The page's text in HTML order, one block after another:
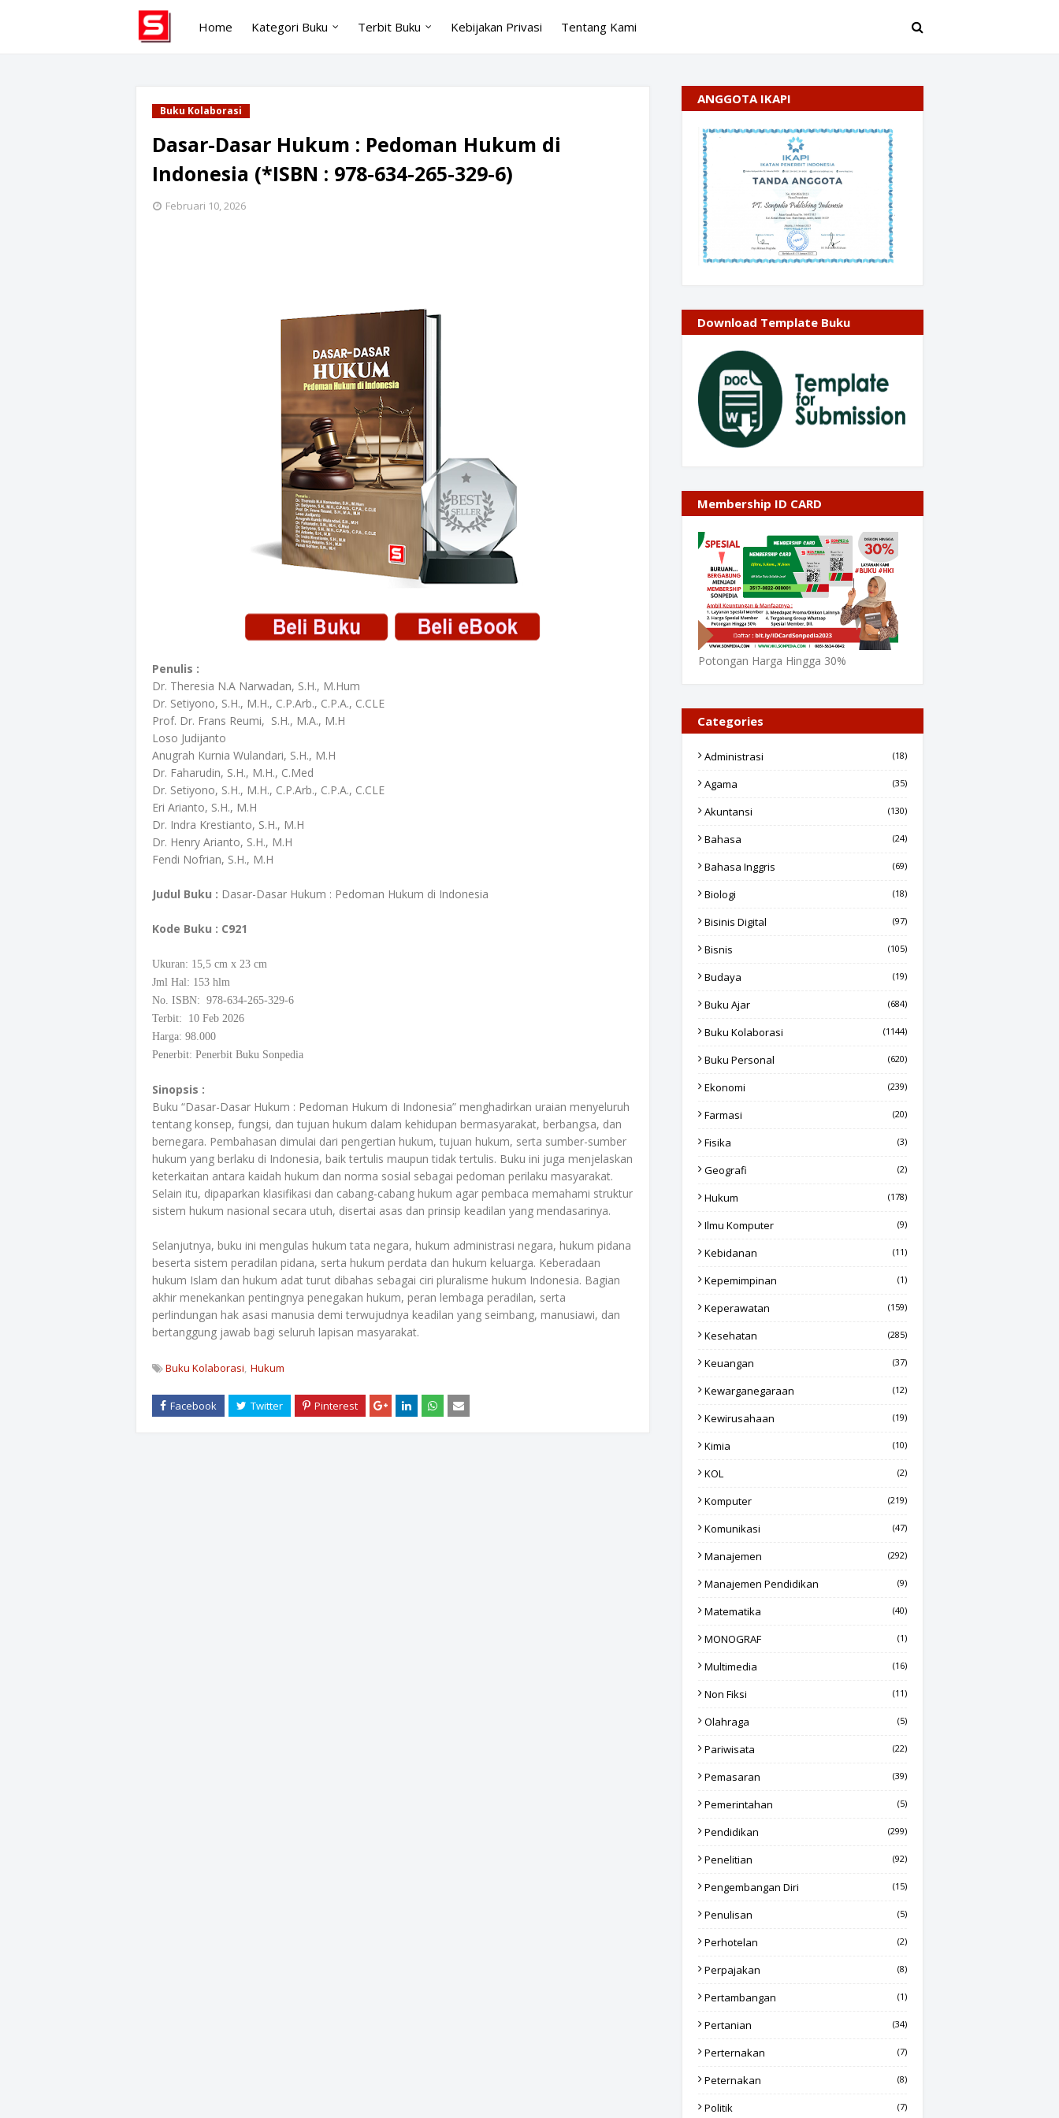
Home Kategori Buku Terbit Buku Kebijakan Privasi Tentang Kami
Buku Kolaborasi
Dasar-Dasar Hukum : Pedoman Hukum di
Indonesia (*ISBN : 978-634-265-329-6)
Februari 10, 2026
Penulis :
Dr. Theresia N.A Narwadan, S.H., M.Hum
Dr. Setiyono, S.H., M.H., C.P.Arb., C.P.A., C.CLE
Prof. Dr. Frans Reumi, S.H., M.A., M.H
Loso Judijanto
Anugrah Kurnia Wulandari, S.H., M.H
Dr. Faharudin, S.H., M.H., C.Med
Dr. Setiyono, S.H., M.H., C.P.Arb., C.P.A., C.CLE
Eri Arianto, S.H., M.H
Dr. Indra Krestianto, S.H., M.H
Dr. Henry Arianto, S.H., M.H
Fendi Nofrian, S.H., M.H
Judul Buku : Dasar-Dasar Hukum : Pedoman Hukum di Indonesia
Kode Buku : C921
Ukuran: 15,5 cm x 23 cm
Jml Hal: 153 hlm
No. ISBN: 978-634-265-329-6
Terbit: 10 Feb 2026
Harga: 98.000
Penerbit: Penerbit Buku Sonpedia
Sinopsis :
Buku “Dasar-Dasar Hukum : Pedoman Hukum di Indonesia” menghadirkan uraian menyeluruh
tentang konsep, fungsi, dan tujuan hukum dalam kehidupan bermasyarakat, berbangsa, dan
bernegara. Pembahasan dimulai dari pengertian hukum, tujuan hukum, serta sumber-sumber
hukum yang berlaku di Indonesia, baik tertulis maupun tidak tertulis. Buku ini juga menjelaskan
keterkaitan antara kaidah hukum dan norma sosial sebagai pedoman perilaku masyarakat.
Selain itu, dipaparkan klasifikasi dan cabang-cabang hukum agar pembaca memahami struktur
sistem hukum nasional secara utuh, disertai asas dan prinsip keadilan yang mendasarinya.
Selanjutnya, buku ini mengulas hukum tata negara, hukum administrasi negara, hukum pidana
beserta sistem peradilan pidana, serta hukum perdata dan hukum keluarga. Keberadaan
hukum Islam dan hukum adat turut dibahas sebagai ciri pluralisme hukum Indonesia. Bagian
akhir menekankan pentingnya penegakan hukum, peran lembaga peradilan, serta
perlindungan hak asasi manusia demi terwujudnya keadilan yang seimbang, manusiawi, dan
bertanggung jawab bagi seluruh lapisan masyarakat.
Buku Kolaborasi Hukum
ANGGOTA IKAPI
Download Template Buku
Membership ID CARD
Potongan Harga Hingga 30%
Categories
Administrasi (18)
Agama (35)
Akuntansi (130)
Bahasa (24)
Bahasa Inggris (69)
Biologi (18)
Bisinis Digital (97)
Bisnis (105)
Budaya (19)
Buku Ajar (684)
Buku Kolaborasi (1144)
Buku Personal (620)
Ekonomi (239)
Farmasi (20)
Fisika (3)
Geografi (2)
Hukum (178)
Ilmu Komputer (9)
Kebidanan (11)
Kepemimpinan (1)
Keperawatan (159)
Kesehatan (285)
Keuangan (37)
Kewarganegaraan (12)
Kewirusahaan (19)
Kimia (10)
KOL (2)
Komputer (219)
Komunikasi (47)
Manajemen (292)
Manajemen Pendidikan (9)
Matematika (40)
MONOGRAF (1)
Multimedia (16)
Non Fiksi (11)
Olahraga (5)
Pariwisata (22)
Pemasaran (39)
Pemerintahan (5)
Pendidikan (299)
Penelitian (92)
Pengembangan Diri (15)
Penulisan (5)
Perhotelan (2)
Perpajakan (8)
Pertambangan (1)
Pertanian (34)
Perternakan (7)
Peternakan (8)
Politik (7)